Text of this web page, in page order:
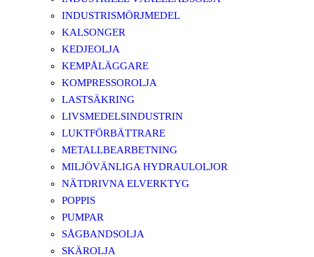
INDUSTRISMÖRJMEDEL
KALSONGER
KEDJEOLJA
KEMPÅLÄGGARE
KOMPRESSOROLJA
LASTSÄKRING
LIVSMEDELSINDUSTRIN
LUKTFÖRBÄTTRARE
METALLBEARBETNING
MILJÖVÄNLIGA HYDRAULOLJOR
NÄTDRIVNA ELVERKTYG
POPPIS
PUMPAR
SÅGBANDSOLJA
SKÄROLJA